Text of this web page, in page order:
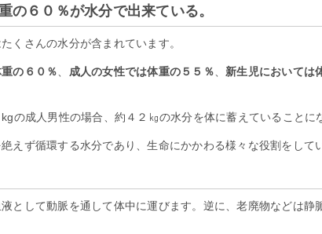
の６０％が水分で出来ている。
くさんの水分が含まれています。
の６０％ 成人の女性では体重の５５％ 新生児においては
の成人男性の場合、約４２㎏の水分を体に蓄えていることに
えず循環する水分であり、生命にかかわる様々な役割をして
として動脈を通して体中に運びます。逆に、老廃物などは静